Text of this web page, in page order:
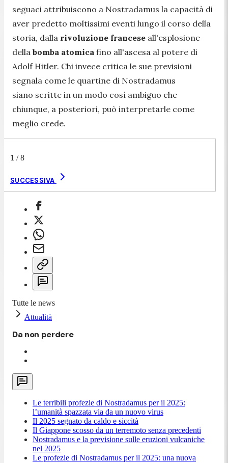
seguaci attribuiscono a Nostradamus la capacità di
aver predetto moltissimi eventi lungo il corso della
storia, dalla rivoluzione francese all'esplosione
della bomba atomica fino all'ascesa al potere di
Adolf Hitler. Chi invece critica le sue previsioni
segnala come le quartine di Nostradamus
siano scritte in un modo così ambiguo che
chiunque, a posteriori, può interpretarle come
meglio crede.
1 /8
SUCCESSIVA
Tutte le news
Attualità
Da non perdere
Le terribili profezie di Nostradamus per il 2025:
l’umanità spazzata via da un nuovo virus
Il 2025 segnato da caldo e siccità
Il Giappone scosso da un terremoto senza precedenti
Nostradamus e la previsione sulle eruzioni vulcaniche
nel 2025
Le profezie di Nostradamus per il 2025: una nuova